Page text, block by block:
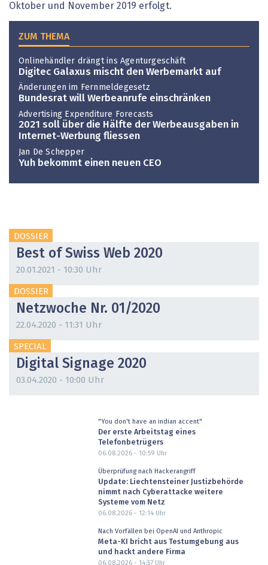
Oktober und November 2019 erfolgt.
ZUM THEMA
Onlinehändler drängt ins Agenturgeschäft
Digitec Galaxus mischt den Werbemarkt auf
Änderungen im Fernmeldegesetz
Bundesrat will Werbeanrufe einschränken
Advertising Expenditure Forecasts
2021 soll über die Hälfte der Werbeausgaben in
Internet-Werbung fliessen
Jan De Schepper
Yuh bekommt einen neuen CEO
DOSSIER
Best of Swiss Web 2020
20.01.2021 - 10:30 Uhr
DOSSIER
Netzwoche Nr. 01/2020
22.04.2020 - 11:31 Uhr
SPECIAL
Digital Signage 2020
03.04.2020 - 10:00 Uhr
"You don't have an indian accent"
Der erste Arbeitstag eines
Telefonbetrügers
06.08.2026 - 10:59 Uhr
Überprüfung nach Hackerangriff
Update: Liechtensteiner Justizbehörde
nimmt nach Cyberattacke weitere
Systeme vom Netz
06.08.2026 - 12:14Uhr
Nach Vorfällen bei OpenAI und Anthropic
Meta-KI bricht aus Testumgebung aus
und hackt andere Firma
06.08.2026 - 14:57Uhr